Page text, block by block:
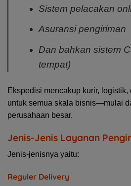
Sistem pelacakan
Asuransi pengiriman
Dan bahkan sistem
tempat)
Ekspedisi mencakup kurir,
untuk semua skala bisnis—mulai
perusahaan besar.
Jenis-Jenis Layanan
Jenis-jenisnya yaitu:
Reguler Delivery